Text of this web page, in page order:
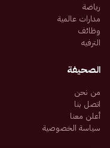
رياضة
مدارات عالمية
وظائف
الترفيه
الصحيفة
من نحن
اتصل بنا
أعلن معنا
سياسة الخصوصية